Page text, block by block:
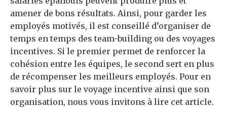
amener de bons résultats. Ainsi, pour garder les
employés motivés, il est conseillé d’organiser de
temps en temps des team-building ou des voyages
incentives. Si le premier permet de renforcer la
cohésion entre les équipes, le second sert en plus
de récompenser les meilleurs employés. Pour en
savoir plus sur le voyage incentive ainsi que son
organisation, nous vous invitons à lire cet article.